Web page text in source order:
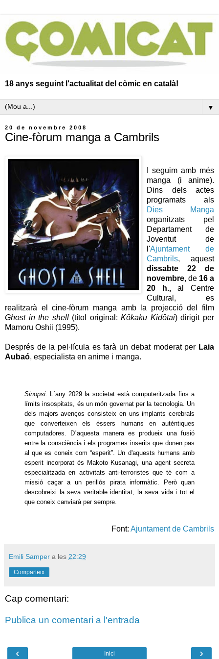
18 anys seguint l'actualitat del còmic en català!
▼
20 de novembre 2008
Cine-fòrum manga a Cambrils
I seguim amb més
manga (i anime).
Dins dels actes
programats als
Dies Manga
organitzats pel
Departament de
Joventut de
l'Ajuntament de
Cambrils, aquest
dissabte 22 de
novembre, de 16 a
20 h.,al Centre
Cultural, es
realitzarà el cine-fòrum manga amb la projecció del film
Ghost in the shell(títol original:Kôkaku Kidôtai) dirigit per
Mamoru Oshii (1995).
Després de la pel·lícula es farà un debat moderat per Laia
Aubaó, especialista en anime i manga.
Sinopsi: L´any 2029 la societat està computeritzada fins a
límits insospitats, és un món governat per la tecnologia. Un
dels majors avenços consisteix en uns implants cerebrals
que converteixen els éssers humans en autèntiques
computadores. D´aquesta manera es produeix una fusió
entre la consciència i els programes inserits que donen pas
al que es coneix com “esperit”. Un d'aquests humans amb
esperit incorporat és Makoto Kusanagi, una agent secreta
especialitzada en activitats anti-terroristes que té com a
missió caçar a un perillós pirata informàtic. Però quan
descobreixi la seva veritable identitat, la seva vida i tot el
que coneix canviarà per sempre.
Font: Ajuntament de Cambrils
Emili Samper a les 22:29
Comparteix
Cap comentari:
Publica un comentari a l'entrada
‹ ›
Inici